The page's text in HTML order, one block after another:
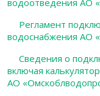
Регламент
водоснабжения АО
Сведения о
включая
АО